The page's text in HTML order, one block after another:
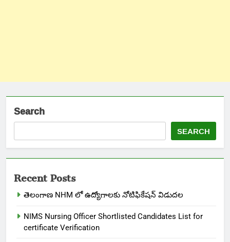
Search
SEARCH
Recent Posts
తెలంగాణ NHM లో ఉద్యోగాలకు నోటిఫికేషన్ విడుదల
NIMS Nursing Officer Shortlisted Candidates List for
certificate Verification